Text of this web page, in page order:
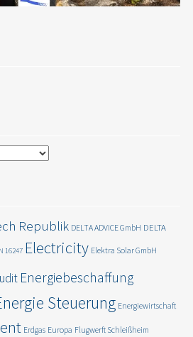
Republik DELTA ADVICE GmbH DELTA
16247 Electricity Elektra Solar GmbH
Energiebeschaffung
Steuerung Energiewirtschaft
Erdgas Europa Flugwerft Schleißheim